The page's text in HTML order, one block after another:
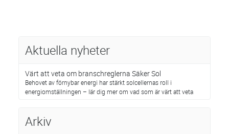
Aktuella nyheter
Värt att veta om branschreglerna Säker Sol
Behovet av förnybar energi har stärkt solcellernas roll i
energiomställningen – lär dig mer om vad som är värt att veta
Arkiv